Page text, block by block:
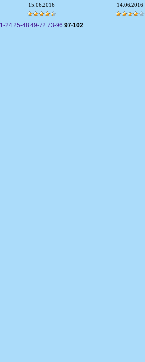
15.06.2016 14.06.2016
1-24 25-48 49-72 73-96 97-102